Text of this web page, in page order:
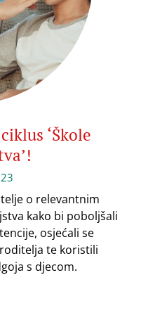
‘Škole
o relevantnim
kako bi poboljšali
osjećali se
te koristili
s djecom.